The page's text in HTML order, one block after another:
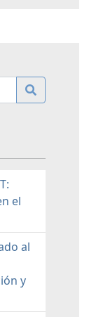
el
al
y